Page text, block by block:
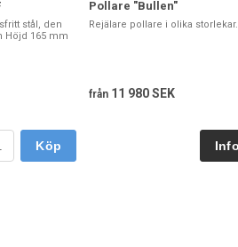
stål, den
Höjd 165 mm
Köp
Pollare "Bullen"
Rejälare pollare i olika storlekar.
från 11 980 SEK